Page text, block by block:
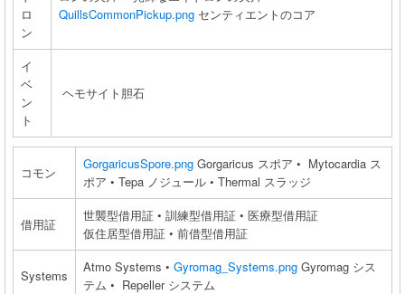
ロ
ン
QuillsCommonPickup.png センティエントのコア
イ
ベ
ン
ト
ヘモサイト胆石
コモン
GorgaricusSpore.png Gorgaricus スポア • Mytocardia ス
ポア • Tepa ノジュール • Thermal スラッジ
借用証
世襲型借用証 • 訓練型借用証 • 医療型借用証
仮住居型借用証 • 前借型借用証
Systems
Atmo Systems • Gyromag_Systems.png Gyromag シス
テム • Repeller システム